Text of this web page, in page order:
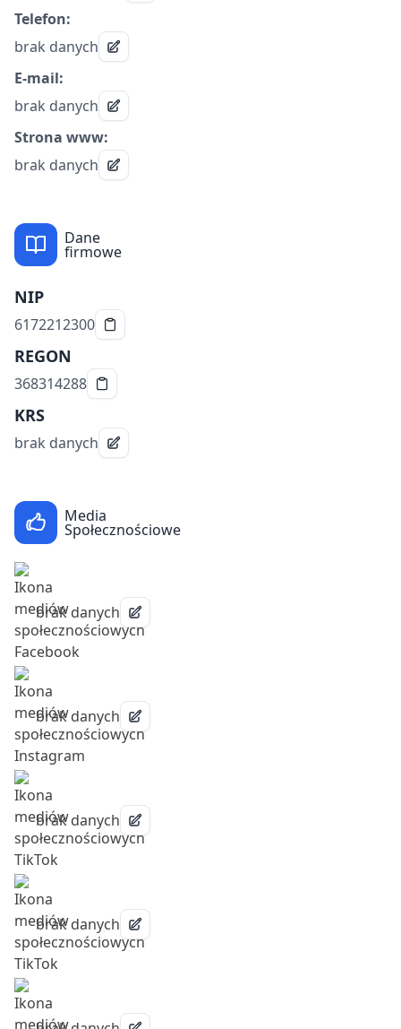
Telefon:
brak danych
E-mail:
brak danych
Strona www:
brak danych
Dane
firmowe
NIP
6172212300
REGON
368314288
KRS
brak danych
Media
Społecznościowe
brak danych
brak danych
brak danych
brak danych